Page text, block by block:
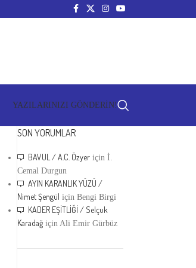
YAZILARINIZI GÖNDERİN!
SON YORUMLAR
BAVUL / A.C. Özyer içinİ.
Cemal Durgun
AYIN KARANLIK YÜZÜ /
Nimet Şengül içinBengi Birgi
KADER EŞİTLİĞİ / Selçuk
Karadağ içinAli Emir Gürbüz